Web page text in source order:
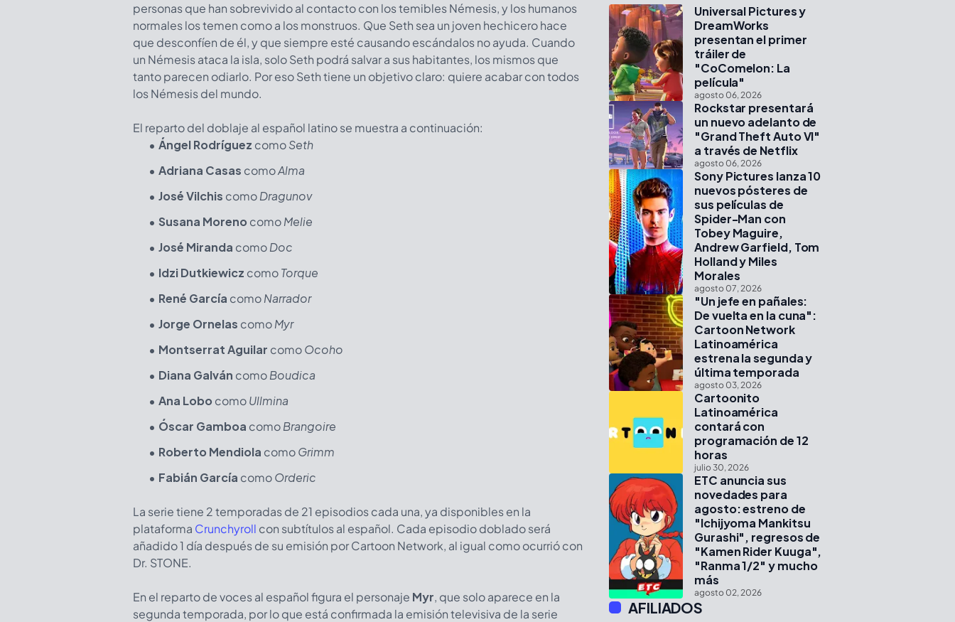
personas que han sobrevivido al contacto con los temibles Némesis, y los humanos
normales los temen como a los monstruos. Que Seth sea un joven hechicero hace
que desconfíen de él, y que siempre esté causando escándalos no ayuda. Cuando
un Némesis ataca la isla, solo Seth podrá salvar a sus habitantes, los mismos que
tanto parecen odiarlo. Por eso Seth tiene un objetivo claro: quiere acabar con todos
los Némesis del mundo.
El reparto del doblaje al español latino se muestra a continuación:
Ángel Rodríguez comoSeth
Adriana Casas comoAlma
José Vilchis comoDragunov
Susana Moreno comoMelie
José Miranda comoDoc
Idzi Dutkiewicz comoTorque
René García comoNarrador
Jorge Ornelas comoMyr
Montserrat Aguilar comoOcoho
Diana Galván comoBoudica
Ana Lobo comoUllmina
Óscar Gamboa comoBrangoire
Roberto Mendiola comoGrimm
Fabián García comoOrderic
La serie tiene 2 temporadas de 21 episodios cada una, ya disponibles en la
plataforma Crunchyroll con subtítulos al español. Cada episodio doblado será
añadido 1 día después de su emisión por Cartoon Network, al igual como ocurrió con
Dr. STONE.
En el reparto de voces al español figura el personaje Myr, que solo aparece en la
segunda temporada, por lo que está confirmada la emisión televisiva de la serie
Universal Pictures y
DreamWorks
presentan el primer
tráiler de
"CoComelon: La
película"
agosto 06, 2026
Rockstar presentará
un nuevo adelanto de
"Grand Theft Auto VI"
a través de Netflix
agosto 06, 2026
Sony Pictures lanza 10
nuevos pósteres de
sus películas de
Spider-Man con
Tobey Maguire,
Andrew Garfield, Tom
Holland y Miles
Morales
agosto 07, 2026
"Un jefe en pañales:
De vuelta en la cuna":
Cartoon Network
Latinoamérica
estrena la segunda y
última temporada
agosto 03, 2026
Cartoonito
Latinoamérica
contará con
programación de 12
horas
julio 30, 2026
ETC anuncia sus
novedades para
agosto: estreno de
"Ichijyoma Mankitsu
Gurashi", regresos de
"Kamen Rider Kuuga",
"Ranma 1/2" y mucho
más
agosto 02, 2026
AFILIADOS